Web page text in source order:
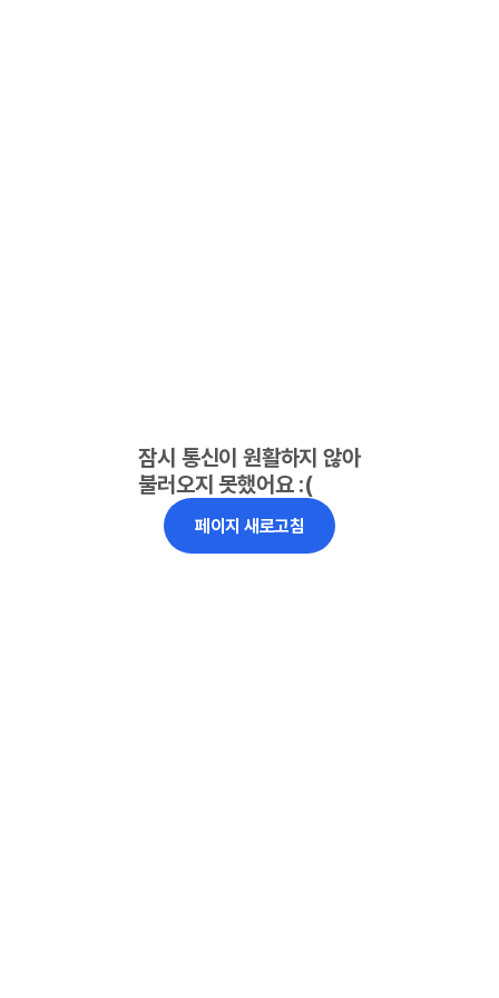
잠시 통신이 원활하지 않아
불러오지 못했어요 :(
페이지 새로고침